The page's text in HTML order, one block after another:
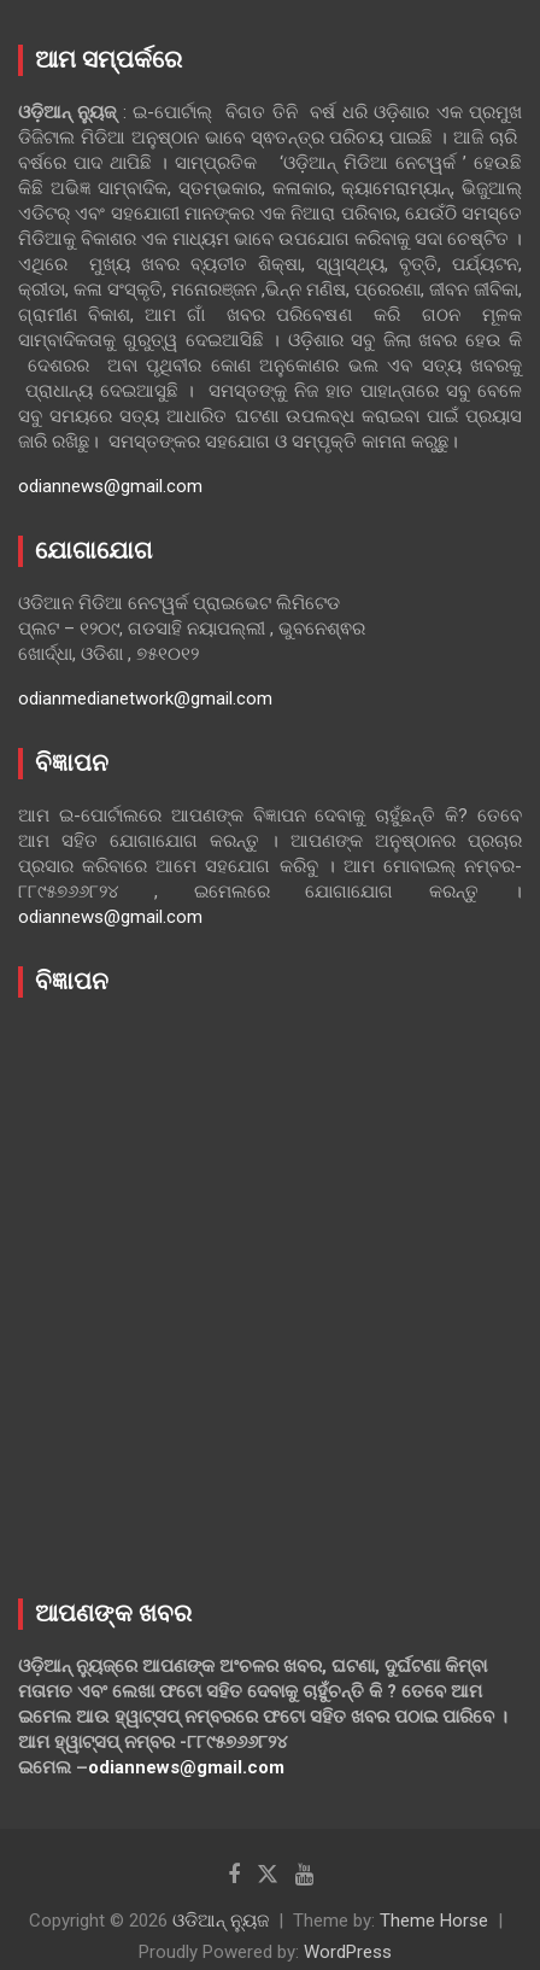
ଆମ ସମ୍ପର୍କରେ
ଓଡ଼ିଆନ୍‍ ନ୍ୟୁଜ୍‍: ଇ-ପୋର୍ଟାଲ୍ ବିଗତ ତିନି ବର୍ଷ ଧରି ଓଡ଼ିଶାର ଏକ ପ୍ରମୁଖ
ଡିଜିଟାଲ ମିଡିଆ ଅନୁଷ୍ଠାନ ଭାବେ ସ୍ଵତନ୍ତ୍ର ପରିଚୟ ପାଇଛି । ଆଜି ଚାରି
ବର୍ଷରେ ପାଦ ଥାପିଛି । ସାମ୍ପ୍ରତିକ ‘ଓଡ଼ିଆନ୍‍ ମିଡିଆ ନେଟୱର୍କ ’ ହେଉଛି
କିଛି ଅଭିଜ୍ଞ ସାମ୍ବାଦିକ, ସ୍ତମ୍ଭକାର, କଳାକାର, କ୍ୟାମେରାମ୍ୟାନ୍, ଭିଜୁଆଲ୍
ଏଡିଟର୍ ଏବଂ ସହଯୋଗୀ ମାନଙ୍କର ଏକ ନିଆରା ପରିବାର, ଯେଉଁଠି ସମସ୍ତେ
ମିଡିଆକୁ ବିକାଶର ଏକ ମାଧ୍ୟମ ଭାବେ ଉପଯୋଗ କରିବାକୁ ସଦା ଚେଷ୍ଟିତ ।
ଏଥିରେ ମୁଖ୍ୟ ଖବର ବ୍ୟତୀତ ଶିକ୍ଷା, ସ୍ୱାସ୍ଥ୍ୟ, ବୃତ୍ତି, ପର୍ଯ୍ୟଟନ,
କ୍ରୀଡା, କଳା ସଂସ୍କୃତି, ମନୋରଞ୍ଜନ ,ଭିନ୍ନ ମଣିଷ, ପ୍ରେରଣା, ଜୀବନ ଜୀବିକା,
ଗ୍ରାମୀଣ ବିକାଶ, ଆମ ଗାଁ ଖବର ପରିବେଷଣ କରି ଗଠନ ମୂଳକ
ସାମ୍ବାଦିକତାକୁ ଗୁରୁତ୍ୱ ଦେଇଆସିଛି । ଓଡ଼ିଶାର ସବୁ ଜିଲା ଖବର ହେଉ କି
ଦେଶରର ଅବା ପୃଥିବୀର କୋଣ ଅନୁକୋଣର ଭଲ ଏବ ସତ୍ୟ ଖବରକୁ
ପ୍ରାଧାନ୍ୟ ଦେଇଆସୁଛି । ସମସ୍ତଙ୍କୁ ନିଜ ହାତ ପାହାନ୍ତାରେ ସବୁ ବେଳେ
ସବୁ ସମୟରେ ସତ୍ୟ ଆଧାରିତ ଘଟଣା ଉପଲବ୍ଧ କରାଇବା ପାଇଁ ପ୍ରୟାସ
ଜାରି ରଖିଛୁ। ସମସ୍ତଙ୍କର ସହଯୋଗ ଓ ସମ୍ପୃକ୍ତି କାମନା କରୁଛୁ।
odiannews@gmail.com
ଯୋଗାଯୋଗ
ଓଡିଆନ ମିଡିଆ ନେଟୱର୍କ ପ୍ରାଇଭେଟ ଲିମିଟେଡ
ପ୍ଲଟ – ୧୨୦୯, ଗଡସାହି ନୟାପଲ୍ଲୀ , ଭୁବନେଶ୍ଵର
ଖୋର୍ଦ୍ଧା, ଓଡିଶା , ୭୫୧୦୧୨
odianmedianetwork@gmail.com
ବିଜ୍ଞାପନ
ଆମ ଇ-ପୋର୍ଟାଲରେ ଆପଣଙ୍କ ବିଜ୍ଞାପନ ଦେବାକୁ ଚାହୁଁଛନ୍ତି କି? ତେବେ
ଆମ ସହିତ ଯୋଗାଯୋଗ କରନ୍ତୁ । ଆପଣଙ୍କ ଅନୁଷ୍ଠାନର ପ୍ରଚାର
ପ୍ରସାର କରିବାରେ ଆମେ ସହଯୋଗ କରିବୁ । ଆମ ମୋବାଇଲ୍ ନମ୍ବର-
୮୮୯୫୭୬୬୮୨୪ , ଇମେଲରେ ଯୋଗାଯୋଗ କରନ୍ତୁ ।
odiannews@gmail.com
ବିଜ୍ଞାପନ
ଆପଣଙ୍କ ଖବର
ଓଡ଼ିଆନ୍ ନ୍ୟୁଜ୍‌ରେ ଆପଣଙ୍କ ଅଂଚଳର ଖବର, ଘଟଣା, ଦୁର୍ଘଟଣା କିମ୍ବା
ମତାମତ ଏବଂ ଲେଖା ଫଟୋ ସହିତ ଦେବାକୁ ଚାହୁଁଚନ୍ତି କି ? ତେବେ ଆମ
ଇମେଲ ଆଉ ହ୍ୱାଟ୍‌ସପ୍ ନମ୍ବରରେ ଫଟୋ ସହିତ ଖବର ପଠାଇ ପାରିବେ ।
ଆମ ହ୍ୱାଟ୍‌ସପ୍ ନମ୍ବର -୮୮୯୫୭୬୬୮୨୪
ଇମେଲ –odiannews@gmail.com
Copyright © 2026 ଓଡିଆନ୍ ନ୍ୟୁଜ Theme by: Theme Horse
Proudly Powered by: WordPress